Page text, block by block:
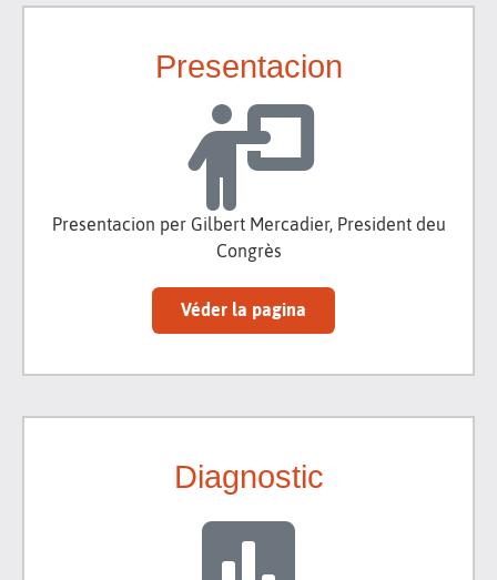
Presentacion
Presentacion per Gilbert Mercadier, President deu
Congrès
Véder la pagina
Diagnostic